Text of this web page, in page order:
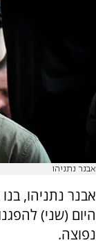
אבנר נתניהו
אבנר נתניהו,
היום (שני)
נפוצה.